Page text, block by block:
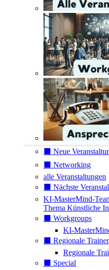
⬛️ Neue
⬛️ Networking
alle Veranstaltungen
⬛️ Nächste
KI-MasterMind-
Thema Künstliche
⬛️ Workgroups
KI-
⬛️ Regionale
Regionale
⬛️ Special